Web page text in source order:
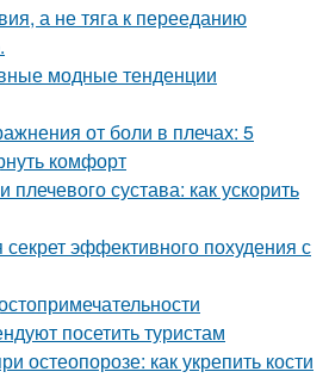
а не тяга к перееданию
модные тенденции
от боли в плечах: 5
комфорт
плечевого сустава: как ускорить
эффективного похудения с
посетить туристам
остеопорозе: как укрепить кости